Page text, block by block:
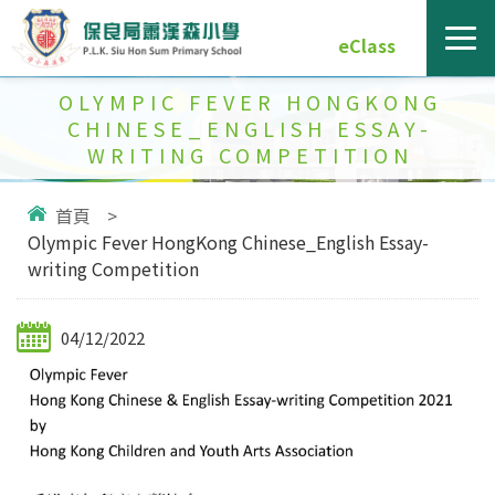
eClass
OLYMPIC FEVER HONGKONG
CHINESE_ENGLISH ESSAY-
WRITING COMPETITION
首頁
>
Olympic Fever HongKong Chinese_English Essay-
writing Competition
04/12/2022